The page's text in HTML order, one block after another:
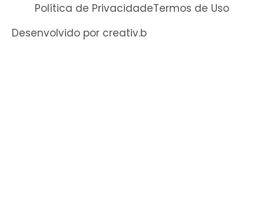
Política de PrivacidadeTermos de Uso
Desenvolvido por creativ.b​​